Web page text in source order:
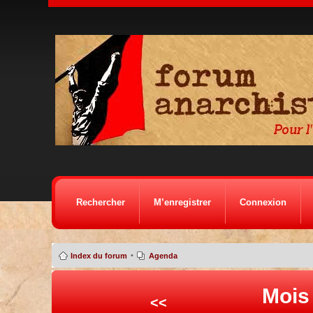
Rechercher M’enregistrer Connexion
Index du forum • Agenda
<<